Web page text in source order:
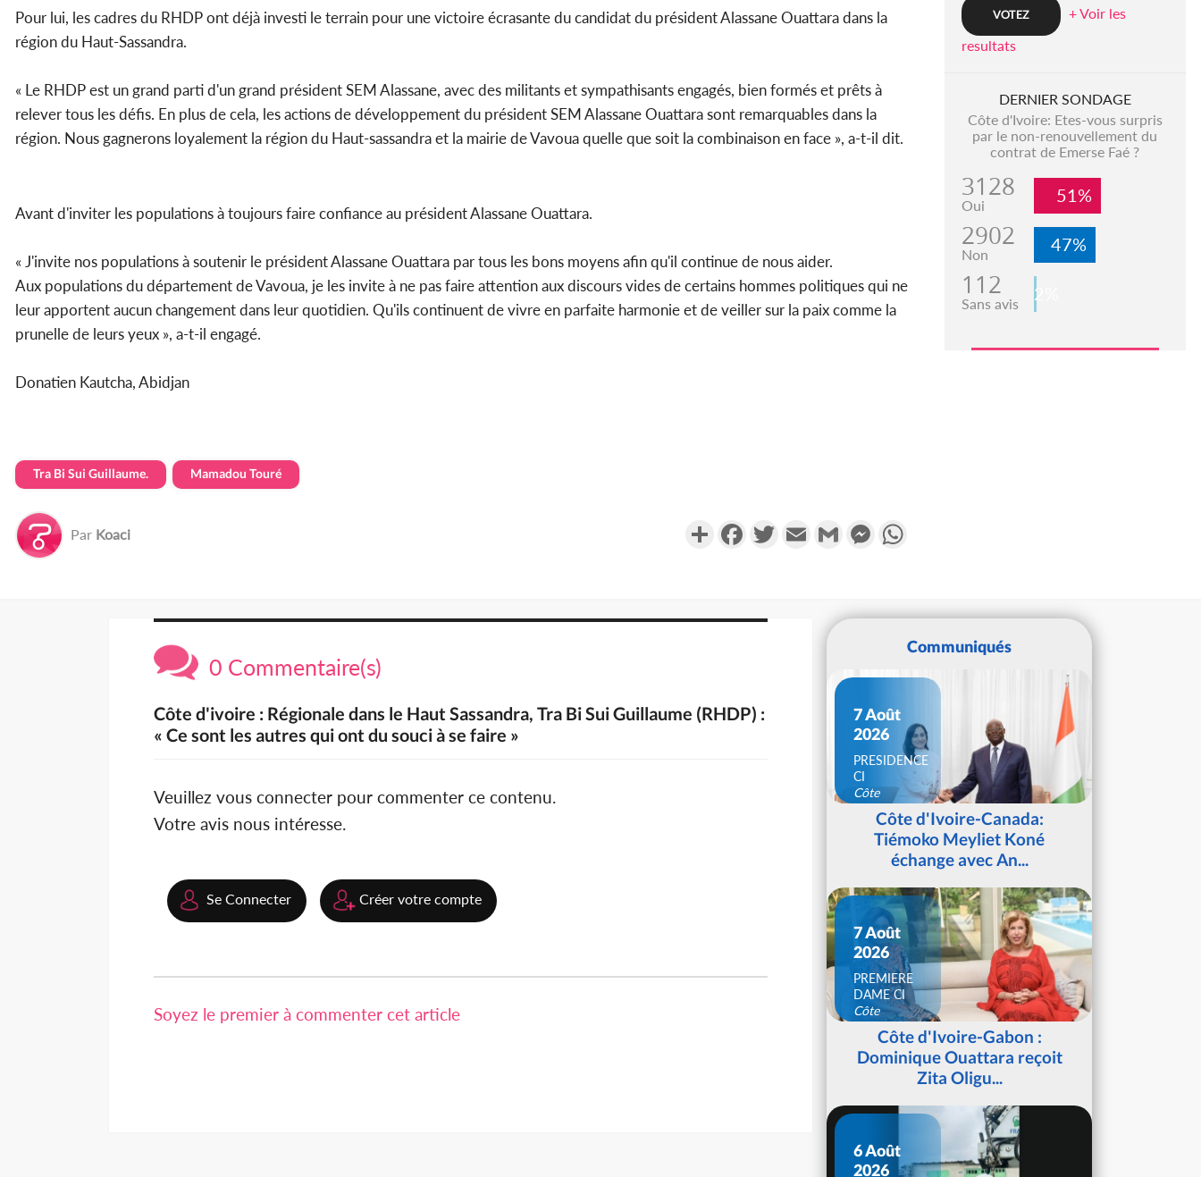
Pour lui, les cadres du RHDP ont déjà investi le terrain pour une victoire écrasante du candidat du président Alassane Ouattara dans la
région du Haut-Sassandra.
« Le RHDP est un grand parti d'un grand président SEM Alassane, avec des militants et sympathisants engagés, bien formés et prêts à
relever tous les défis. En plus de cela, les actions de développement du président SEM Alassane Ouattara sont remarquables dans la
région. Nous gagnerons loyalement la région du Haut-sassandra et la mairie de Vavoua quelle que soit la combinaison en face », a-t-il dit.
Avant d'inviter les populations à toujours faire confiance au président Alassane Ouattara.
« J'invite nos populations à soutenir le président Alassane Ouattara par tous les bons moyens afin qu'il continue de nous aider.
Aux populations du département de Vavoua, je les invite à ne pas faire attention aux discours vides de certains hommes politiques qui ne
leur apportent aucun changement dans leur quotidien. Qu'ils continuent de vivre en parfaite harmonie et de veiller sur la paix comme la
prunelle de leurs yeux », a-t-il engagé.
Donatien Kautcha, Abidjan
Tra Bi Sui Guillaume. Mamadou Touré
Par Koaci PartagerFacebookTwitterEmail Gmail Messenger
+ Voir les
resultats
DERNIER SONDAGE
Côte d'Ivoire: Etes-vous surpris
par le non-renouvellement du
contrat de Emerse Faé ?
3128
Oui 51%
2902
Non 47%
112
Sans avis 2%
0 Commentaire(s)
Côte d'ivoire : Régionale dans le Haut Sassandra, Tra Bi Sui Guillaume (RHDP) :
« Ce sont les autres qui ont du souci à se faire »
Veuillez vous connecter pour commenter ce contenu.
Votre avis nous intéresse.
Se Connecter Créer votre compte
Soyez le premier à commenter cet article
Communiqués
7 Août
2026
PRESIDENCE
CI
Côte
d'IvoireCôte d'Ivoire-Canada:
Tiémoko Meyliet Koné
échange avec An...
7 Août
2026
PREMIERE
DAME CI
Côte
d'IvoireCôte d'Ivoire-Gabon :
Dominique Ouattara reçoit
Zita Oligu...
6 Août
2026